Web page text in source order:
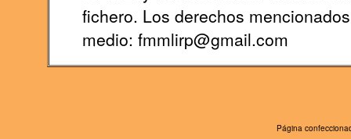
fichero. Los derechos
medio: fmmlirp@gmail.com
Página